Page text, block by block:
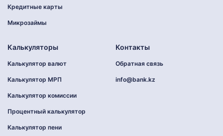
Кредитные карты
Микрозаймы
Калькуляторы
Калькулятор валют
Калькулятор МРП
Калькулятор комиссии
Процентный калькулятор
Калькулятор пени
Контакты
Обратная связь
info@bank.kz